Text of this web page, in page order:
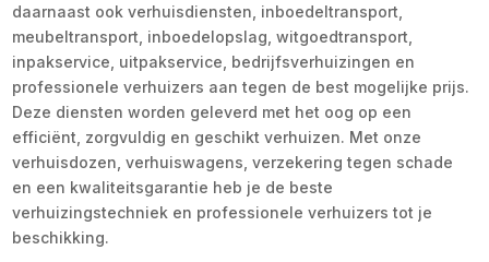
daarnaast ook verhuisdiensten, inboedeltransport,
meubeltransport, inboedelopslag, witgoedtransport,
inpakservice, uitpakservice, bedrijfsverhuizingen en
professionele verhuizers aan tegen de best mogelijke prijs.
Deze diensten worden geleverd met het oog op een
efficiënt, zorgvuldig en geschikt verhuizen. Met onze
verhuisdozen, verhuiswagens, verzekering tegen schade
en een kwaliteitsgarantie heb je de beste
verhuizingstechniek en professionele verhuizers tot je
beschikking.